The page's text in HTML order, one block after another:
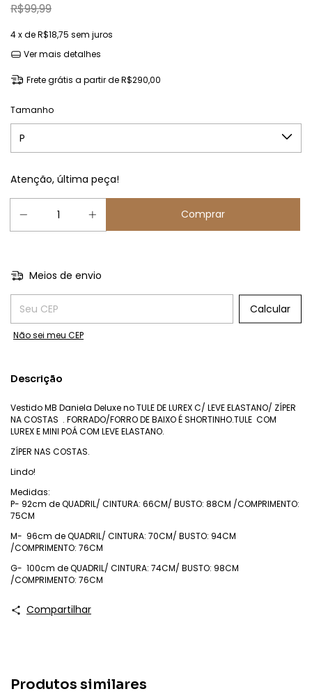
R$99,99
4x deR$18,75 sem juros
Ver mais detalhes
Frete grátis a partir deR$290,00
Tamanho
Atenção, última peça!
Meios de envio
Entregas para o CEP:
Calcular
Não sei meu CEP
Descrição
Vestido MB Daniela Deluxe no TULE DE LUREX C/ LEVE ELASTANO/ ZÍPER
NA COSTAS . FORRADO/FORRO DE BAIXO É SHORTINHO.TULE COM
LUREX E MINI POÁ COM LEVE ELASTANO.
ZÍPER NAS COSTAS.
Lindo!
Medidas:
P- 92cm de QUADRIL/ CINTURA: 66CM/ BUSTO: 88CM /COMPRIMENTO:
75CM
M- 96cm de QUADRIL/ CINTURA: 70CM/ BUSTO: 94CM
/COMPRIMENTO: 76CM
G- 100cm de QUADRIL/ CINTURA: 74CM/ BUSTO: 98CM
/COMPRIMENTO: 76CM
Compartilhar
Produtos similares